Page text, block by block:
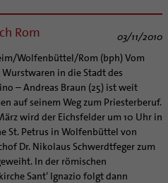
Rom 03/11/2010
Wolfenbüttel/Rom (bph) Vom
Wurstwaren in die Stadt des
– Andreas Braun (25) ist weit
auf seinem Weg zum Priesterberuf.
wird der Eichsfelder um 10 Uhr in
St. Petrus in Wolfenbüttel von
Dr. Nikolaus Schwerdtfeger zum
In der römischen
Sant‘ Ignazio folgt dann